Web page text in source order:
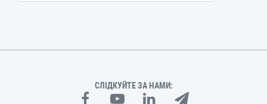
СЛІДКУЙТЕ ЗА НАМИ: